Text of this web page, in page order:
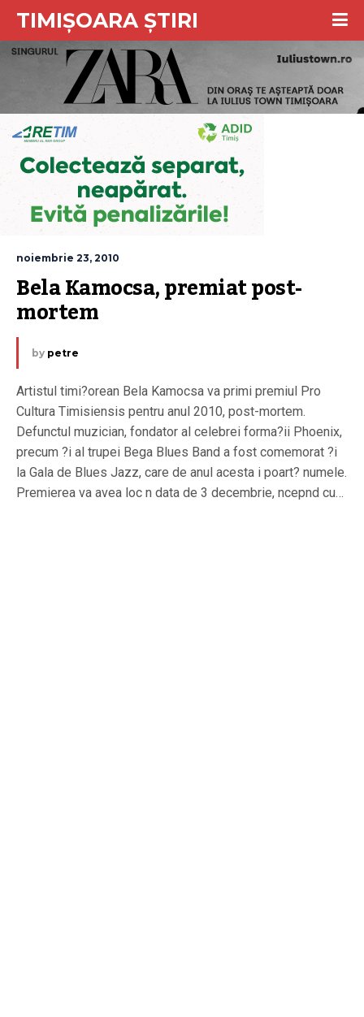
TIMIȘOARA ȘTIRI
noiembrie 23, 2010
Bela Kamocsa, premiat post-
mortem
by petre
Artistul timi?orean Bela Kamocsa va primi premiul Pro
Cultura Timisiensis pentru anul 2010, post-mortem.
Defunctul muzician, fondator al celebrei forma?ii Phoenix,
precum ?i al trupei Bega Blues Band a fost comemorat ?i
la Gala de Blues Jazz, care de anul acesta i poart? numele.
Premierea va avea loc n data de 3 decembrie, ncepnd cu…